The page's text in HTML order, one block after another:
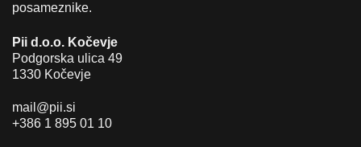
posameznike.
Pii d.o.o. Kočevje
Podgorska ulica 49
1330 Kočevje
mail@pii.si
+386 1 895 01 10